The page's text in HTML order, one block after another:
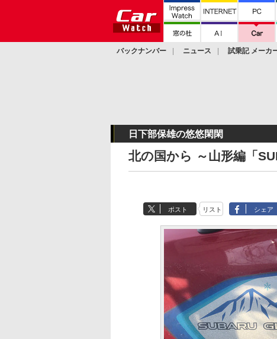
バックナンバー ニュース 試乗記 メーカ
日下部保雄の悠悠閑閑
北の国から ～山形編「
ポスト リスト シェア